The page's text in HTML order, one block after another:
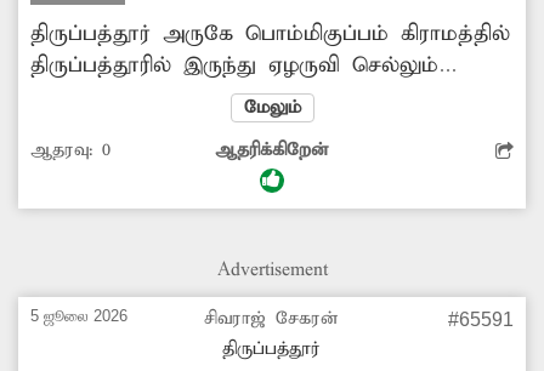
திருப்பத்தூர் அருகே பொம்மிகுப்பம் கிராமத்தில்
திருப்பத்தூரில் இருந்து ஏழருவி செல்லும்
சாலையோரம் உள்ள குடிநீர் தொட்டி பயன்பாடு
அற்ற நிலையில் உள்ளது. இதனால் அந்தப்
பகுதி பொதுமக்கள் சிரமப்படுகின்றனர். எனவே
அந்தக் குடிநீர் தொட்டியை சீரமைக்க வேண்டும்.
மேலும்
ஆதரவு: 0 ஆதரிக்கிறேன்
Advertisement
5 ஜூலை 2026
சிவராஜ் சேகரன்
திருப்பத்தூர்
#65591